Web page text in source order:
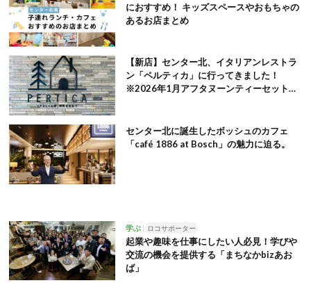
におすすめ！ キッズスペースやおもちゃの
あるお店まとめ
【新店】センター北、イタリアンレストラ
ン「ペルティカ」に行ってきました！
※2026年1月アフタヌーンティーセット追
センター北に誕生したボッシュのカフェ
「café 1886 at Bosch」の魅力に迫る。
学ぶ ロコサポーター
起業や趣味を仕事にしたい人必見！学びや
交流の機会を提供する「まちなかbizあお
ば」